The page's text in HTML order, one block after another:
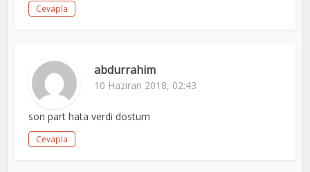
Cevapla
abdurrahim
10 Haziran 2018, 02:43
son part hata verdi dostum
Cevapla